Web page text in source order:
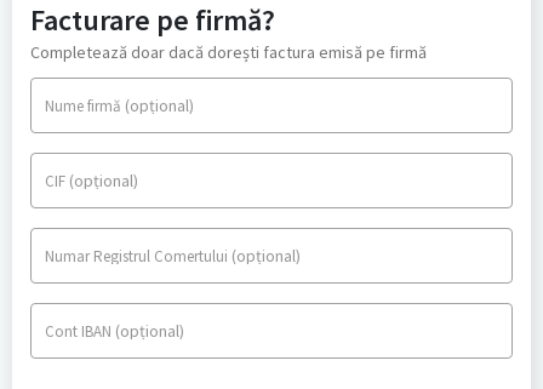
Facturare pe firmă?
Completează doar dacă dorești factura emisă pe firmă
Nume firmă (opțional)
CIF (opțional)
Numar Registrul Comertului (opțional)
Cont IBAN (opțional)